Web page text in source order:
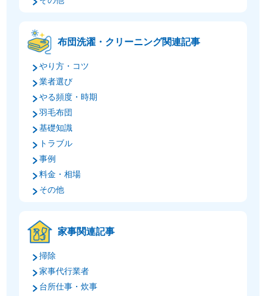
布団洗濯・クリーニング関連記事
やり方・コツ
業者選び
やる頻度・時期
羽毛布団
基礎知識
トラブル
事例
料金・相場
その他
家事関連記事
掃除
家事代行業者
台所仕事・炊事